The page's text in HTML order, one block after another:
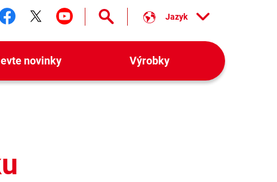
nás facebook
Sledujte nás twitter
Sledujte nás youtube
Jazyk
novinky Výrobky